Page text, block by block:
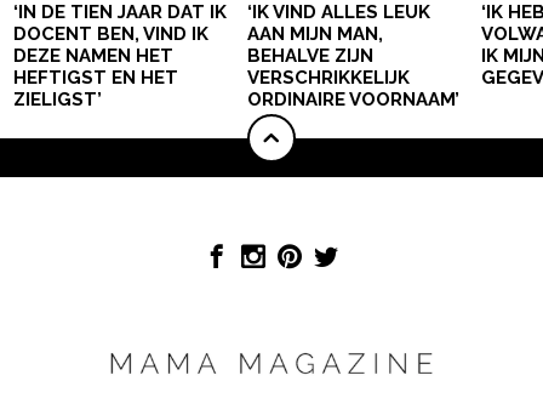
‘IN DE TIEN JAAR DAT IK
DOCENT BEN, VIND IK
DEZE NAMEN HET
HEFTIGST EN HET
ZIELIGST’
‘IK VIND ALLES LEUK
AAN MIJN MAN,
BEHALVE ZIJN
VERSCHRIKKELIJK
ORDINAIRE VOORNAAM’
‘IK
IK